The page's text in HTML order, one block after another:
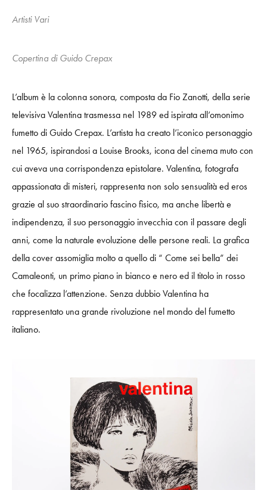
Artisti Vari
Copertina di Guido Crepax
L’album è la colonna sonora, composta da Fio Zanotti, della serie
televisiva Valentina trasmessa nel 1989 ed ispirata all’omonimo
fumetto di Guido Crepax. L’artista ha creato l’iconico personaggio
nel 1965, ispirandosi a Louise Brooks, icona del cinema muto con
cui aveva una corrispondenza epistolare. Valentina, fotografa
appassionata di misteri, rappresenta non solo sensualità ed eros
grazie al suo straordinario fascino fisico, ma anche libertà e
indipendenza, il suo personaggio invecchia con il passare degli
anni, come la naturale evoluzione delle persone reali. La grafica
della cover assomiglia molto a quello di “ Come sei bella” dei
Camaleonti, un primo piano in bianco e nero ed il titolo in rosso
che focalizza l’attenzione. Senza dubbio Valentina ha
rappresentato una grande rivoluzione nel mondo del fumetto
italiano.